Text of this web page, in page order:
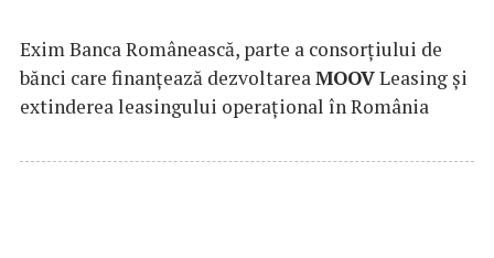
Exim Banca Românească, parte a consorțiului de
bănci care finanțează dezvoltareaMOOVLeasing și
extinderea leasingului operațional în România